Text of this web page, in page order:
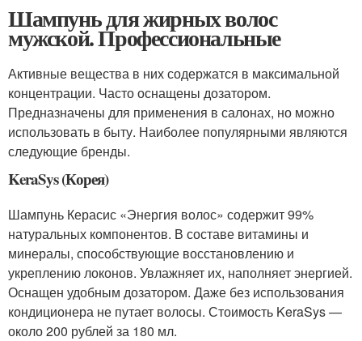
Шампунь для жирных волос
мужской. Профессиональные
Активные вещества в них содержатся в максимальной
концентрации. Часто оснащены дозатором.
Предназначены для применения в салонах, но можно
использовать в быту. Наиболее популярными являются
следующие бренды.
KeraSys (Корея)
Шампунь Керасис «Энергия волос» содержит 99%
натуральных компонентов. В составе витамины и
минералы, способствующие восстановлению и
укреплению локонов. Увлажняет их, наполняет энергией.
Оснащен удобным дозатором. Даже без использования
кондиционера не путает волосы. Стоимость KeraSys —
около 200 рублей за 180 мл.